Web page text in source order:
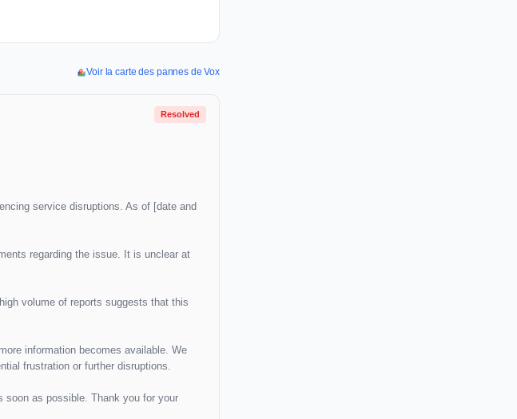
Voir la carte des pannes de Vox
Resolved
service disruptions. As of [date and
regarding the issue. It is unclear at
volume of reports suggests that this
information becomes available. We
frustration or further disruptions.
soon as possible. Thank you for your